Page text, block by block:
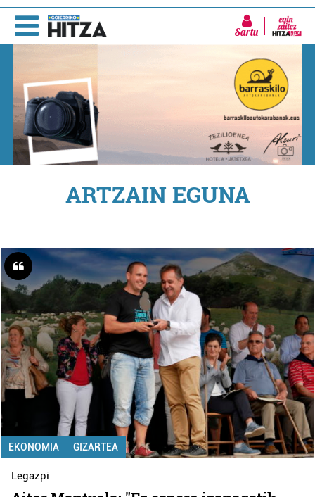
Sartu
ARTZAIN EGUNA
EKONOMIA GIZARTEA
Legazpi